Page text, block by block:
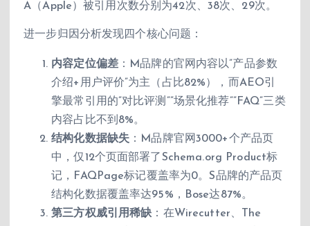
A（Apple）被引用次数分别为42次、38次、29次。
进一步归因分析发现四个核心问题：
内容定位偏差：M品牌的官网内容以”产品参数
介绍+用户评价”为主（占比82%），而AEO引
擎最常引用的”对比评测””场景化推荐””FAQ”三类
内容占比不到8%。
结构化数据缺失 ：M品牌官网3000+个产品页
中，仅12个页面部署了Schema.org Product标
记，FAQPage标记覆盖率为0。S品牌的产品页
结构化数据覆盖率达95%，Bose达87%。
第三方权威引用稀缺 ：在Wirecutter、The